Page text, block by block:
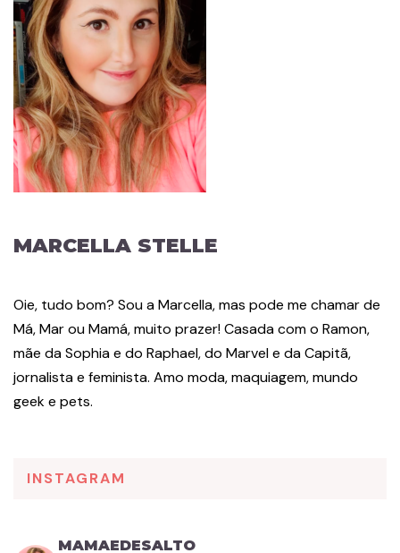
MARCELLA STELLE
Oie, tudo bom? Sou a Marcella, mas pode me chamar de
Má, Mar ou Mamá, muito prazer! Casada com o Ramon,
mãe da Sophia e do Raphael, do Marvel e da Capitã,
jornalista e feminista. Amo moda, maquiagem, mundo
geek e pets.
INSTAGRAM
MAMAEDESALTO